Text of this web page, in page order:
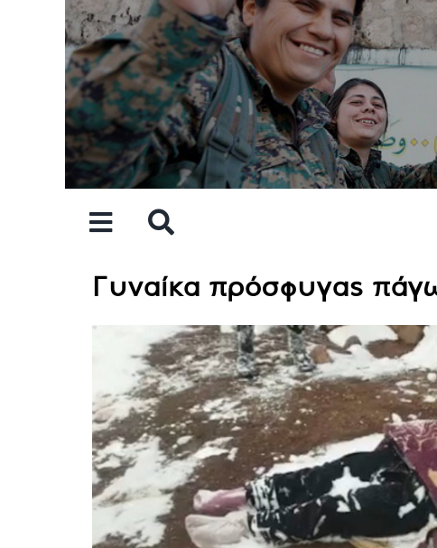
Γυναίκα πρόσφυγας